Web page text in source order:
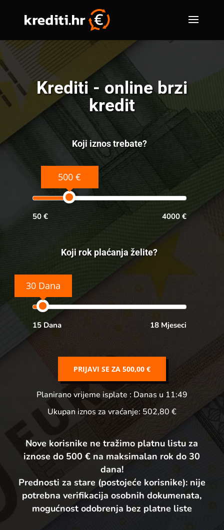
Krediti - online brzi
kredit
Koji iznos trebate?
500 €
50 € 4000 €
Koji rok plaćanja želite?
30 Dana
15 Dana 18 Mjeseci
PRIJAVI SE ZA 500,00 €
Planirano vrijeme isplate : Danas u 11:49
Ukupan iznos za vraćanje: 502,80 €
Nove korisnike ne tražimo platnu listu za
iznose do 500 € na maksimalan rok do 30
dana!
Prednosti za stare (postojeće korisnike): nije
potrebna verifikacija osobnih dokumenata,
mogućnost odobrenja bez platne liste